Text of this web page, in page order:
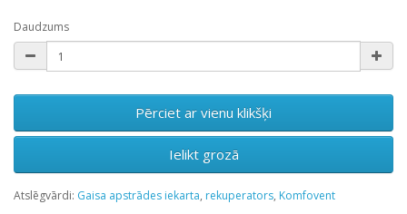
Daudzums
Pērciet ar vienu klikšķi
Ielikt grozā
Atslēgvārdi: Gaisa apstrādes iekarta, rekuperators, Komfovent